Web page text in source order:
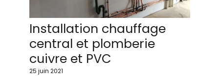
Installation chauffage
central et plomberie
cuivre et PVC
25 juin 2021